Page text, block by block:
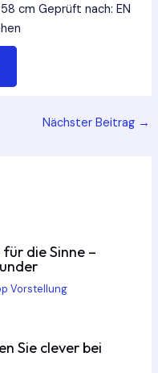
cm Geprüft nach: EN
Nächster Beitrag →
die Sinne –
Vorstellung
Sie clever bei